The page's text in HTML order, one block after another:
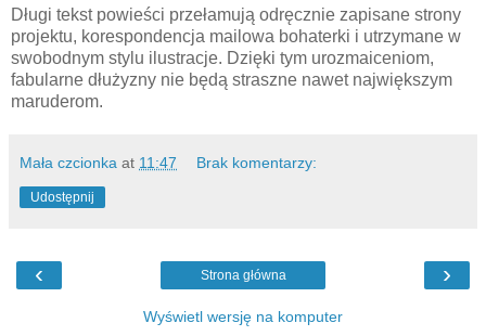
Długi tekst powieści przełamują odręcznie zapisane strony
projektu, korespondencja mailowa bohaterki i utrzymane w
swobodnym stylu ilustracje. Dzięki tym urozmaiceniom,
fabularne dłużyzny nie będą straszne nawet największym
maruderom.
Mała czcionka at 11:47 Brak komentarzy:
Udostępnij
‹ ›
Strona główna
Wyświetl wersję na komputer